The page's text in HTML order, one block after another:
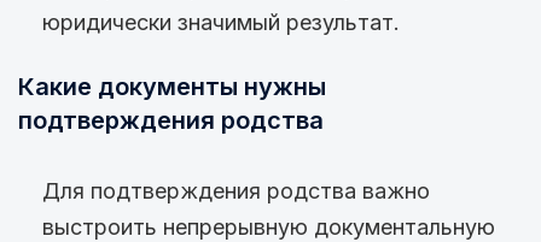
юридически значимый результат.
Какие документы нужны
подтверждения родства
Для подтверждения родства важно
выстроить непрерывную документальную